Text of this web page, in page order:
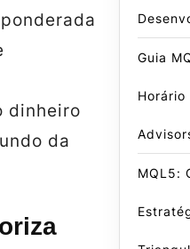
dinheiro
da
Guia
Horário
MQL5: